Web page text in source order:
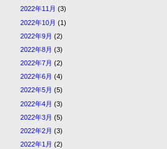
2022年11月 (3)
2022年10月 (1)
2022年9月 (2)
2022年8月 (3)
2022年7月 (2)
2022年6月 (4)
2022年5月 (5)
2022年4月 (3)
2022年3月 (5)
2022年2月 (3)
2022年1月 (2)